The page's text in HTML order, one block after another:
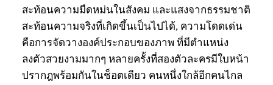
สะท้อนความมืดหม่นในสังคม และแสงจากธรรมชาติ
สะท้อนความจริงที่เกิดขึ้นเป็นไปได้, ความโดดเด่น
คือการจัดวางองค์ประกอบของภาพ ที่มีตำแหน่ง
ลงตัวสวยงามมากๆ หลายครั้งที่สองตัวละครมีใบหน้า
ปรากฎพร้อมกันในช็อตเดียว คนหนึ่งใกล้อีกคนไกล